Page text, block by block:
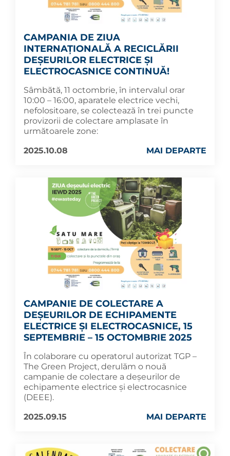
CAMPANIA DE ZIUA
INTERNAȚIONALĂ A RECICLĂRII
DEȘEURILOR ELECTRICE ȘI
ELECTROCASNICE CONTINUĂ!
Sâmbătă, 11 octombrie, în intervalul orar
10:00 – 16:00, aparatele electrice vechi,
nefolositoare, se colectează în trei puncte
provizorii de colectare amplasate în
următoarele zone:
2025.10.08
MAI DEPARTE
CAMPANIE DE COLECTARE A
DEȘEURILOR DE ECHIPAMENTE
ELECTRICE ȘI ELECTROCASNICE, 15
SEPTEMBRIE – 15 OCTOMBRIE 2025
În colaborare cu operatorul autorizat TGP –
The Green Project, derulăm o nouă
campanie de colectare a deșeurilor de
echipamente electrice și electrocasnice
(DEEE).
2025.09.15
MAI DEPARTE